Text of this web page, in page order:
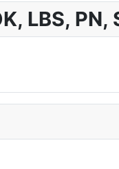
LBS, PN,